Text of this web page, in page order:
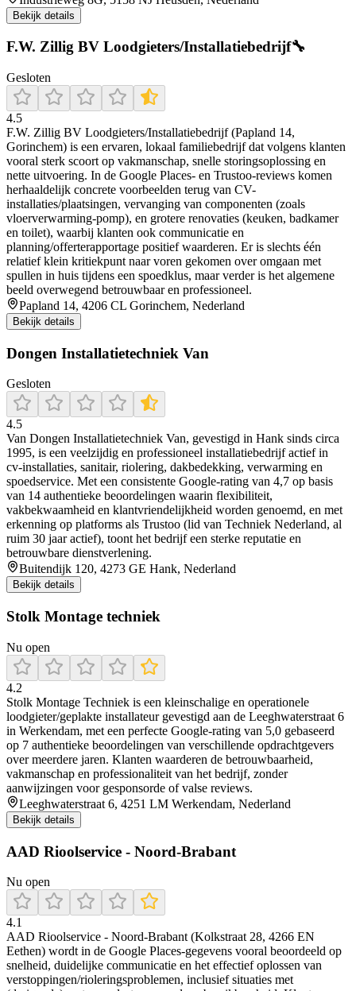
Bekijk details
F.W. Zillig BV Loodgieters/Installatiebedrijf🔧
Gesloten
4.5
F.W. Zillig BV Loodgieters/Installatiebedrijf (Papland 14,
Gorinchem) is een ervaren, lokaal familiebedrijf dat volgens klanten
vooral sterk scoort op vakmanschap, snelle storingsoplossing en
nette uitvoering. In de Google Places- en Trustoo-reviews komen
herhaaldelijk concrete voorbeelden terug van CV-
installaties/plaatsingen, vervanging van componenten (zoals
vloerverwarming-pomp), en grotere renovaties (keuken, badkamer
en toilet), waarbij klanten ook communicatie en
planning/offerterapportage positief waarderen. Er is slechts één
relatief klein kritiekpunt naar voren gekomen over omgaan met
spullen in huis tijdens een spoedklus, maar verder is het algemene
beeld overwegend betrouwbaar en professioneel.
Papland 14, 4206 CL Gorinchem, Nederland
Bekijk details
Dongen Installatietechniek Van
Gesloten
4.5
Van Dongen Installatietechniek Van, gevestigd in Hank sinds circa
1995, is een veelzijdig en professioneel installatiebedrijf actief in
cv‑installaties, sanitair, riolering, dakbedekking, verwarming en
spoedservice. Met een consistente Google-rating van 4,7 op basis
van 14 authentieke beoordelingen waarin flexibiliteit,
vakbekwaamheid en klantvriendelijkheid worden genoemd, en met
erkenning op platforms als Trustoo (lid van Techniek Nederland, al
ruim 30 jaar actief), toont het bedrijf een sterke reputatie en
betrouwbare dienstverlening.
Buitendijk 120, 4273 GE Hank, Nederland
Bekijk details
Stolk Montage techniek
Nu open
4.2
Stolk Montage Techniek is een kleinschalige en operationele
loodgieter/geplakte installateur gevestigd aan de Leeghwaterstraat 6
in Werkendam, met een perfecte Google-rating van 5,0 gebaseerd
op 7 authentieke beoordelingen van verschillende opdrachtgevers
over meerdere jaren. Klanten waarderen de betrouwbaarheid,
vakmanschap en professionaliteit van het bedrijf, zonder
aanwijzingen voor gesponsorde of valse reviews.
Leeghwaterstraat 6, 4251 LM Werkendam, Nederland
Bekijk details
AAD Rioolservice - Noord-Brabant
Nu open
4.1
AAD Rioolservice - Noord-Brabant (Kolkstraat 28, 4266 EN
Eethen) wordt in de Google Places-gegevens vooral beoordeeld op
snelheid, duidelijke communicatie en het effectief oplossen van
verstoppingen/rioleringsproblemen, inclusief situaties met